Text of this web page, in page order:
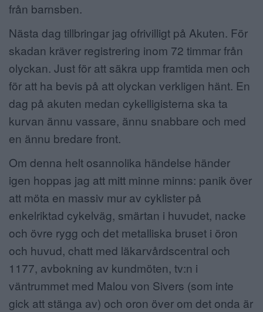
från barnsben.
Nästa dag tillbringar jag ofrivilligt på Akuten. För
skadan kräver registrering inom 72 timmar från
olyckan. Just för att säkra upp framtida men och
för att ha bevis på att olyckan verkligen hänt. En
dag på akuten medan cykelligisterna ska ta
kurvan ännu vassare, ännu snabbare och med
en ännu bredare front.
Om denna helt osannolika händelse händer
igen hoppas jag att mitt minne minns: panik över
att möta en massiv mur av cyklister på
enkelriktad cykelväg, smärtan i huvudet, nacke
och övre rygg och det metalliska bruset i öron
och huvud, chatt med läkarvårdscentral och
1177, avbokning av kundmöten, tv:n i
väntrummet med Malou von Sivers (som inte
gick att stänga av) och oron över om det onda är